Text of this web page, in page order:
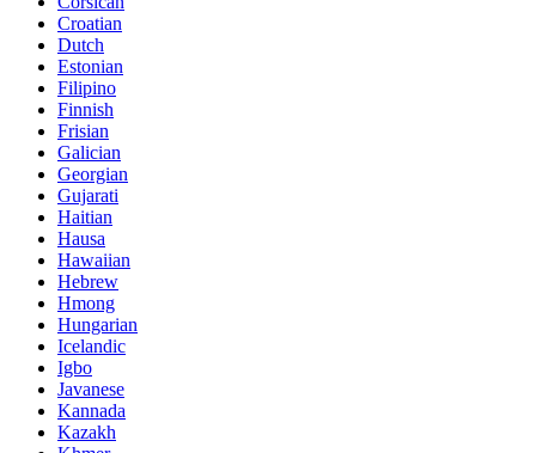
Croatian
Dutch
Estonian
Filipino
Finnish
Frisian
Galician
Georgian
Gujarati
Haitian
Hausa
Hawaiian
Hebrew
Hmong
Hungarian
Icelandic
Igbo
Javanese
Kannada
Kazakh